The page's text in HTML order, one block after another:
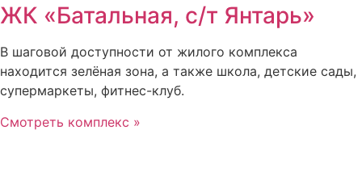
ЖК «Батальная, с/т Янтарь»
В шаговой доступности от жилого комплекса
находится зелёная зона, а также школа, детские сады,
супермаркеты, фитнес-клуб.
Смотреть комплекс »